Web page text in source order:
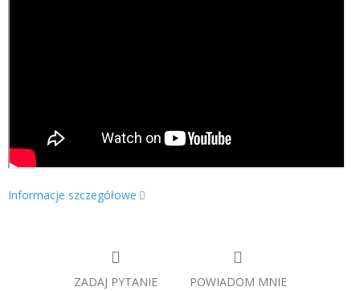
Informacje szczegółowe
ZADAJ PYTANIE POWIADOM MNIE